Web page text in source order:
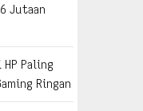
Jutaan
Paling
Ringan